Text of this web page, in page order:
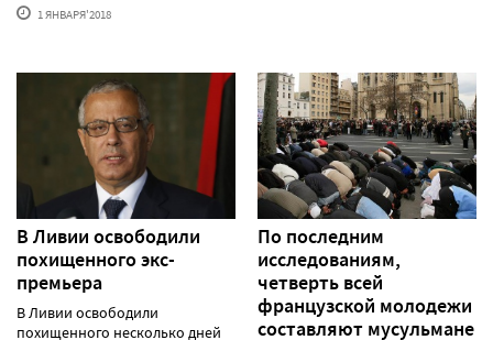
1 ЯНВАРЯ'2018
В Ливии освободили
похищенного экс-
премьера
В Ливии освободили
похищенного несколько дней
По последним
исследованиям,
четверть всей
французской молодежи
составляют мусульмане